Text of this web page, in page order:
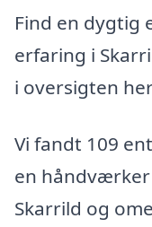
Find en dygtig
erfaring i
i oversigten
Vi fandt 109
en
Skarrild og